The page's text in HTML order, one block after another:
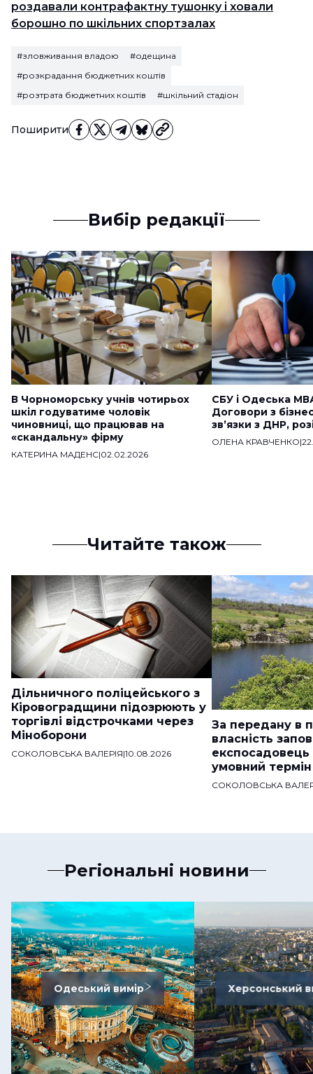
Поширити
роздавали контрафактну тушонку і ховали
борошно по шкільних спортзалах
#зловживання владою
#одещина
#розкрадання бюджетних коштів
#розтрата бюджетних коштів
#шкільний стадіон
Вибір редакції
В Чорноморську учнів чотирьох
шкіл годуватиме чоловік
чиновниці, що працював на
«скандальну» фірму
КАТЕРИНА МАДЕНС|02.02.2026
СБУ і Одеська
Договори з
звʼязки з ДНР,
ОЛЕНА КРАВЧЕНКО|
Читайте також
Дільничного поліцейського з
Кіровоградщини підозрюють у
торгівлі відстрочками через
Міноборони
СОКОЛОВСЬКА ВАЛЕРІЯ|10.08.2026
За передану в
власність
умовний термін
СОКОЛОВСЬКА
Регіональні новини
Одеський вимір Херсонський